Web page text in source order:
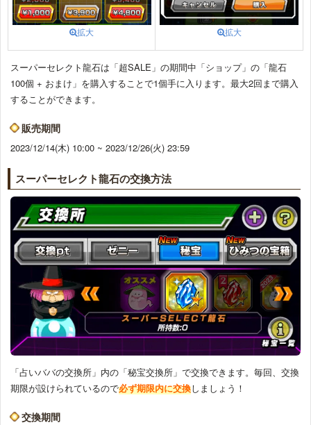
拡大 拡大
スーパーセレクト龍石は「超SALE」の期間中「ショップ」の「龍石
100個 + おまけ」を購入することで1個手に入ります。最大2回まで購入
することができます。
販売期間
2023/12/14(木) 10:00 ~ 2023/12/26(火) 23:59
スーパーセレクト龍石の交換方法
「占いババの交換所」内の「秘宝交換所」で交換できます。毎回、交換
期限が設けられているので必ず期限内に交換しましょう！
交換期間